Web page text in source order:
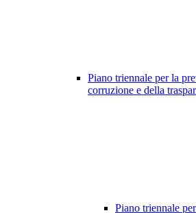
Piano triennale per la
corruzione e della
Piano triennale